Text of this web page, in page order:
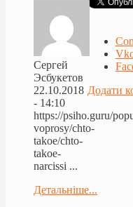
Додати
Сергей
Эсбукетов
22.10.2018
- 14:10
https://psiho.guru/
voprosy/chto-
takoe/chto-
takoe-
narcissi ...
Детальніше...